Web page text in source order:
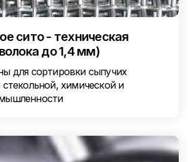
сито - техническая
до 1,4 мм)
для сортировки сыпучих
химической и